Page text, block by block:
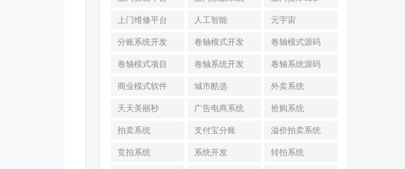
上门维修平台 人工智能 元宇宙
分账系统开发 卷轴模式开发 卷轴模式源码
卷轴模式项目 卷轴系统开发 卷轴系统源码
商业模式软件 城市酷选 外卖系统
天天美丽秒 广告电商系统 抢购系统
拍卖系统 支付宝分账 溢价拍卖系统
竞拍系统 系统开发 转拍系统